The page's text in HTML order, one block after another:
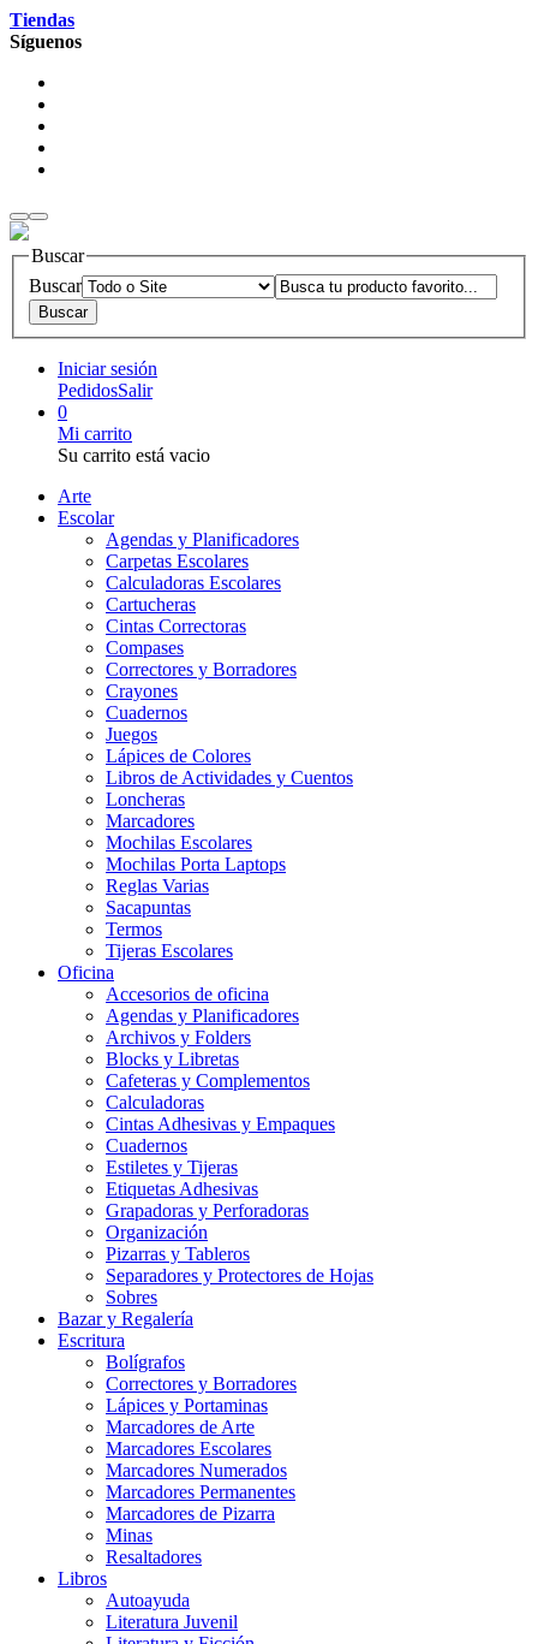
Tiendas
Síguenos
Buscar
Buscar
Iniciar sesión
PedidosSalir
0
Mi carrito
Su carrito está vacio
Arte
Escolar
Agendas y Planificadores
Carpetas Escolares
Calculadoras Escolares
Cartucheras
Cintas Correctoras
Compases
Correctores y Borradores
Crayones
Cuadernos
Juegos
Lápices de Colores
Libros de Actividades y Cuentos
Loncheras
Marcadores
Mochilas Escolares
Mochilas Porta Laptops
Reglas Varias
Sacapuntas
Termos
Tijeras Escolares
Oficina
Accesorios de oficina
Agendas y Planificadores
Archivos y Folders
Blocks y Libretas
Cafeteras y Complementos
Calculadoras
Cintas Adhesivas y Empaques
Cuadernos
Estiletes y Tijeras
Etiquetas Adhesivas
Grapadoras y Perforadoras
Organización
Pizarras y Tableros
Separadores y Protectores de Hojas
Sobres
Bazar y Regalería
Escritura
Bolígrafos
Correctores y Borradores
Lápices y Portaminas
Marcadores de Arte
Marcadores Escolares
Marcadores Numerados
Marcadores Permanentes
Marcadores de Pizarra
Minas
Resaltadores
Libros
Autoayuda
Literatura Juvenil